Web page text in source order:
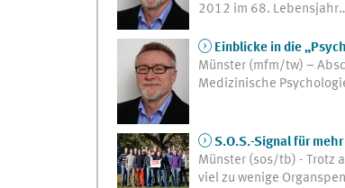
2012 im 68.
Einblicke in die
Münster (mfm/tw) –
Medizinische
S.O.S.-Signal für
Münster (sos/tb) - Trotz
viel zu wenige